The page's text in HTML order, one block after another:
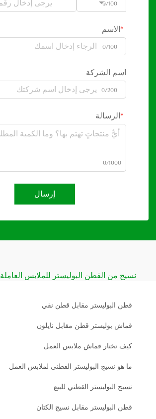
Code0/100
الاسم
0/100
اسم الشركة
0/200
الرسالة
0/1000
إرسال
نسيج من القطن البوليستر للملابس العاملة
قطن البوليستر مقابل قطن نقي
قماش بوليستر قطن مقابل نايلون
كيف تختار قماش ملابس العمل
ما هو نسيج البوليستر القطني لملابس العمل
نسيج البوليستر القطني للبيع
قطن البوليستر مقابل نسيج الكتان